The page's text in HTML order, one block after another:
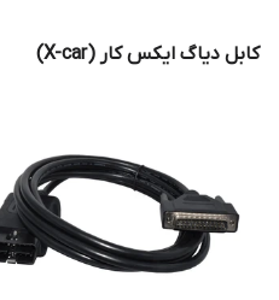
کابل دیاگ ایکس کار (X-car)